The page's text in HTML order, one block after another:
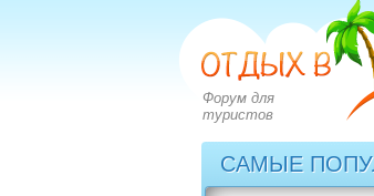
Форум для
туристов
САМЫЕ